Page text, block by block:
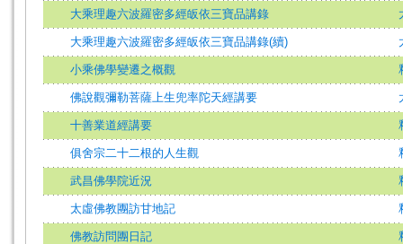
大乘理趣六波羅密多經皈依三寶品講錄
大乘理趣六波羅密多經皈依三寶品講錄(續)
小乘佛學變遷之概觀
佛說觀彌勒菩薩上生兜率陀天經講要
十善業道經講要
俱舍宗二十二根的人生觀
武昌佛學院近況
太虛佛教團訪甘地記
佛教訪問團日記